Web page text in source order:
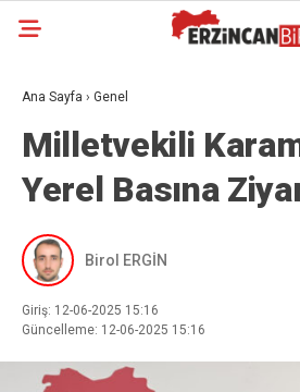
Ana Sayfa › Genel
Milletvekili
Yerel Basına
Birol ERGİN
Giriş: 12-06-2025 15:16
Güncelleme: 12-06-2025 15:16